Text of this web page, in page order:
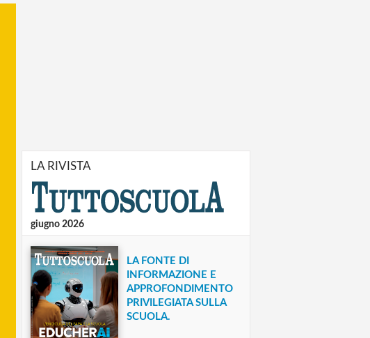
LA RIVISTA
giugno 2026
LA FONTE DI
INFORMAZIONE E
APPROFONDIMENTO
PRIVILEGIATA SULLA
SCUOLA.